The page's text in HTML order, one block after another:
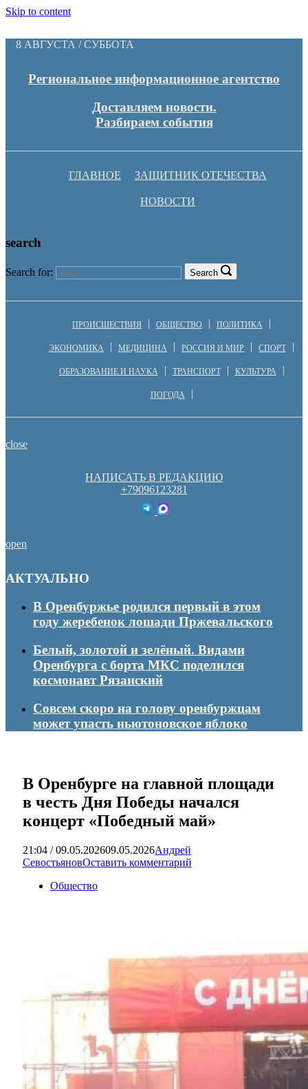
Skip to content
8 АВГУСТА / СУББОТА
Региональное информационное агентство
Доставляем новости.
Разбираем события
ГЛАВНОЕ ЗАЩИТНИК ОТЕЧЕСТВА
НОВОСТИ
search
Search for: Search
ПРОИСШЕСТВИЯ ОБЩЕСТВО ПОЛИТИКА
ЭКОНОМИКА МЕДИЦИНА РОССИЯ И МИР СПОРТ
ОБРАЗОВАНИЕ И НАУКА ТРАНСПОРТ КУЛЬТУРА
ПОГОДА
close
НАПИСАТЬ В РЕДАКЦИЮ
+79096123281
open
АКТУАЛЬНО
В Оренбуржье родился первый в этом
году жеребенок лошади Пржевальского
Белый, золотой и зелёный. Видами
Оренбурга с борта МКС поделился
космонавт Рязанский
Совсем скоро на голову оренбуржцам
может упасть ньютоновское яблоко
В Оренбурге на главной площади
в честь Дня Победы начался
концерт «Победный май»
21:04 / 09.05.202609.05.2026Андрей
СевостьяновОставить комментарий
Общество